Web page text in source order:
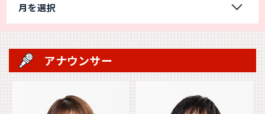
月を選択
アナウンサー